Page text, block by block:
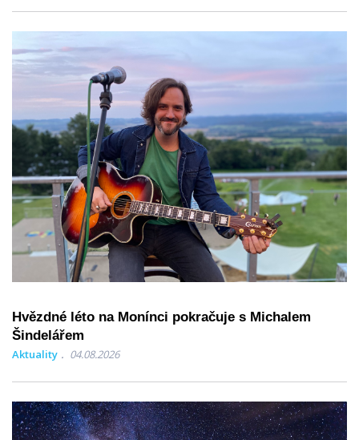
Hvězdné léto na Monínci pokračuje s Michalem
Šindelářem
Aktuality 04.08.2026